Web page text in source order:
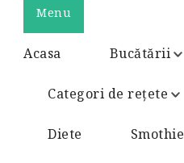
Menu
Acasa Bucătării
Categori de rețete
Diete Smothie